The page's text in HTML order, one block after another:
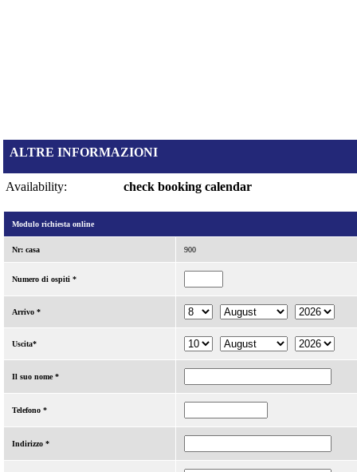
ALTRE INFORMAZIONI
Availability: check booking calendar
Modulo richiesta online
Nr: casa 900
Numero di ospiti *
Arrivo *
Uscita*
Il suo nome *
Telefono *
Indirizzo *